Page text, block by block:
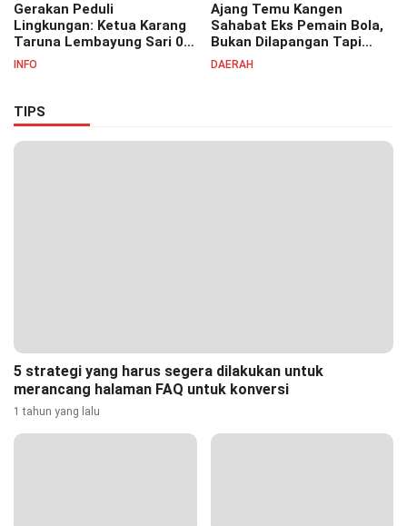
Gerakan Peduli
Lingkungan: Ketua Karang
Taruna Lembayung Sari 09
Irvan Permana Ajak
INFO
Ajang Temu Kangen
Sahabat Eks Pemain Bola,
Bukan Dilapangan Tapi
Ditongkrongan
DAERAH
TIPS
5 strategi yang harus segera dilakukan untuk
merancang halaman FAQ untuk konversi
1 tahun yang lalu